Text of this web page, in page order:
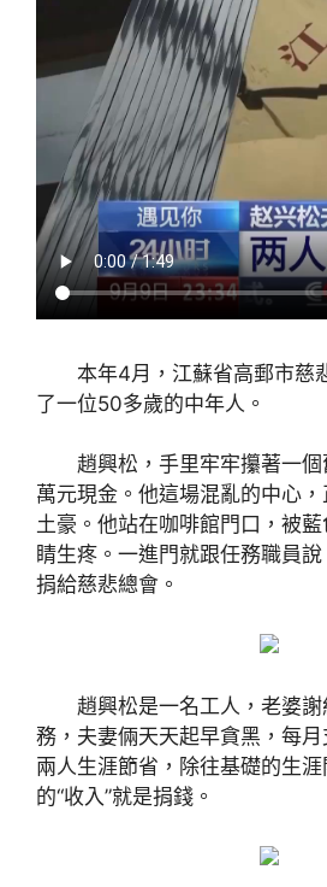
本年4月，江蘇省高郵市慈
了一位50多歲的中年人。
趙興松，手里牢牢攥著一
萬元現金。他這場混亂的中心
土豪。他站在咖啡館門口，被
睛生疼。一進門就跟任務職員
捐給慈悲總會。
趙興松是一名工人，老婆
務，夫妻倆天天起早貪黑，每月
兩人生涯節省，除往基礎的生
的“收入”就是捐錢。